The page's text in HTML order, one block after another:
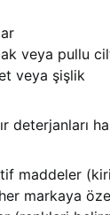
veya pullu
veya şişlik
deterjanları
maddeler
markaya